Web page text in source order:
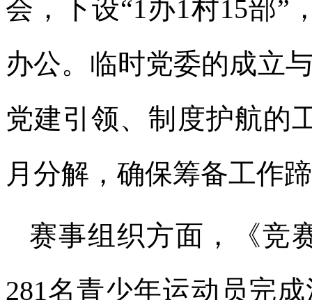
会，下设“1办1村15部”
办公。临时党委的成立
党建引领、制度护航的
月分解，确保筹备工作
赛事组织方面，《竞
281名青少年运动员完